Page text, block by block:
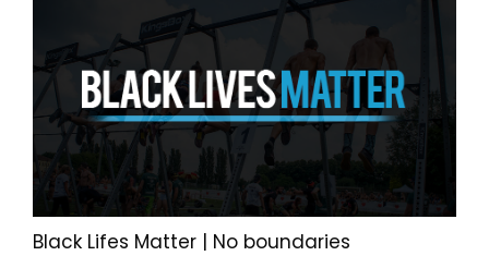
Black Lifes Matter | No boundaries